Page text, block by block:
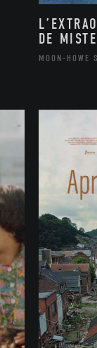
DE
MOON-HOWE